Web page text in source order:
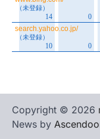
Copyright © 2026
News by